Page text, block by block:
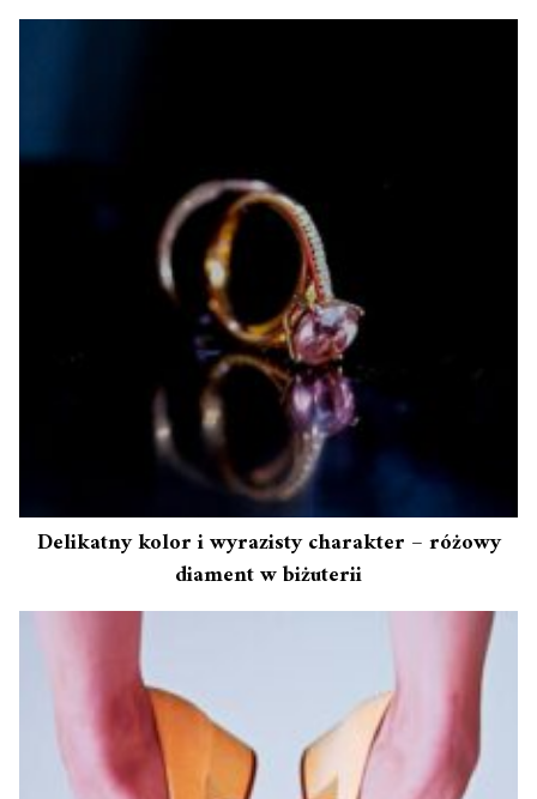
Delikatny kolor i wyrazisty charakter – różowy
diament w biżuterii